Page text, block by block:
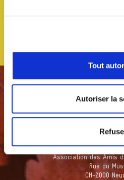
Tout
Autoriser la
Association des Amis
Rue du
CH-2000